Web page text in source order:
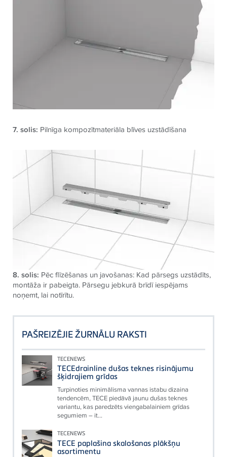
7. solis: Pilnīga kompozītmateriāla blīves uzstādīšana
8. solis: Pēc flīzēšanas un javošanas: Kad pārsegs uzstādīts,
montāža ir pabeigta. Pārsegu jebkurā brīdī iespējams
noņemt, lai notīrītu.
PAŠREIZĒJIE ŽURNĀLU RAKSTI
TECENEWS
TECEdrainline dušas teknes risinājumu
šķidrajiem grīdas
Turpinoties minimālisma vannas istabu dizaina
tendencēm, TECE piedāvā jaunu dušas teknes
variantu, kas paredzēts viengabalainiem grīdas
segumiem – it...
TECENEWS
TECE paplašina skalošanas plākšņu
asortimentu